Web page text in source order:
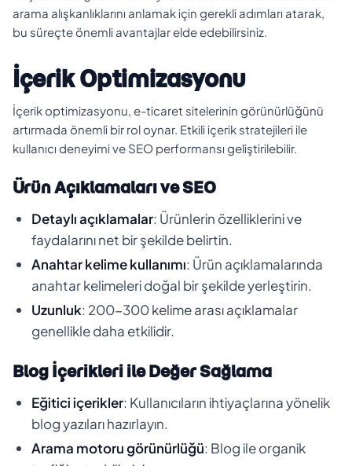
arama alışkanlıklarını anlamak için gerekli adımları atarak,
bu süreçte önemli avantajlar elde edebilirsiniz.
İçerik Optimizasyonu
İçerik optimizasyonu, e-ticaret sitelerinin görünürlüğünü
artırmada önemli bir rol oynar. Etkili içerik stratejileri ile
kullanıcı deneyimi ve SEO performansı geliştirilebilir.
Ürün Açıklamaları ve SEO
Detaylı açıklamalar: Ürünlerin özelliklerini ve
faydalarını net bir şekilde belirtin.
Anahtar kelime kullanımı: Ürün açıklamalarında
anahtar kelimeleri doğal bir şekilde yerleştirin.
Uzunluk: 200-300 kelime arası açıklamalar
genellikle daha etkilidir.
Blog İçerikleri ile Değer Sağlama
Eğitici içerikler: Kullanıcıların ihtiyaçlarına yönelik
blog yazıları hazırlayın.
Arama motoru görünürlüğü: Blog ile organik